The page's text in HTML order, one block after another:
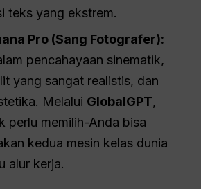
teks yang ekstrem.
Pro (Sang Fotografer):
pencahayaan sinematik,
yang sangat realistis, dan
Melalui GlobalGPT,
perlu memilih-Anda bisa
kedua mesin kelas dunia
alur kerja.